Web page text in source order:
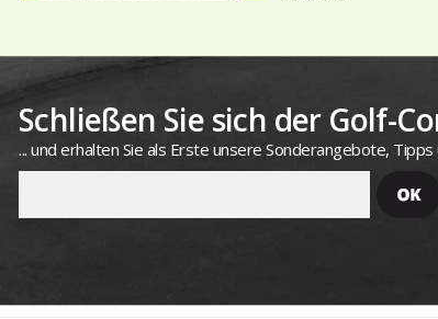
Schließen Sie sich der Golf-
... und erhalten Sie als Erste unsere Sonderangebote,